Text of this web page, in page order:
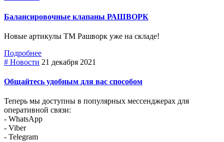
Балансировочные клапаны РАШВОРК
Новые артикулы ТМ Рашворк уже на складе!
Подробнее
# Новости 21 декабря 2021
Общайтесь удобным для вас способом
Теперь мы доступны в популярных мессенджерах для
оперативной связи:
- WhatsApp
- Viber
- Telegram